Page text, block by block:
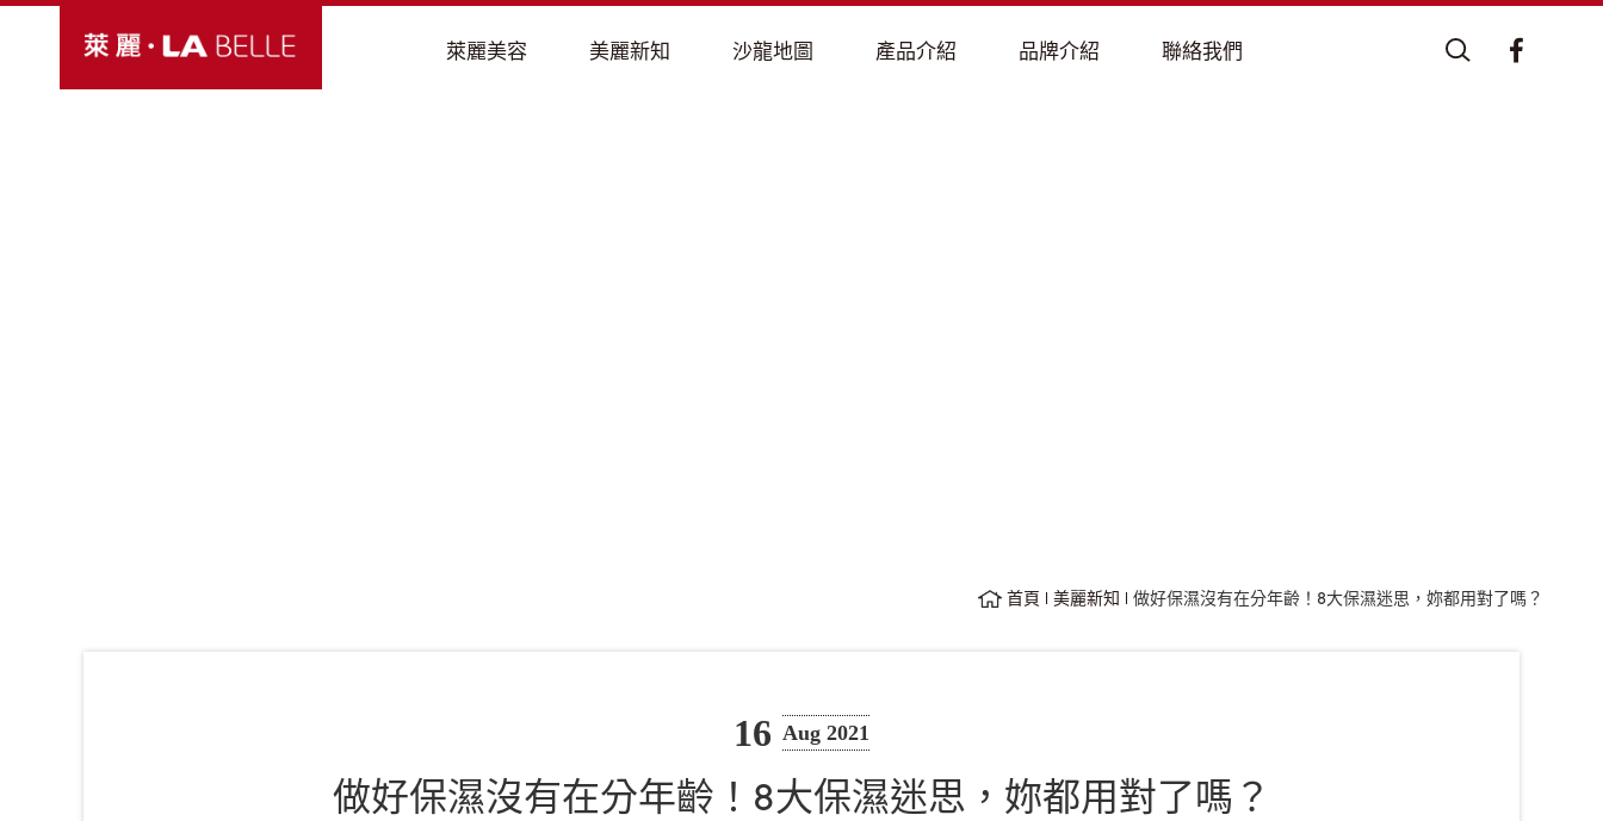
首頁 美麗新知 做好保濕沒有在分年齡！8大保濕迷思，妳都用對了嗎？
16 Aug 2021
做好保濕沒有在分年齡！8大保濕迷思，妳都用對了嗎？